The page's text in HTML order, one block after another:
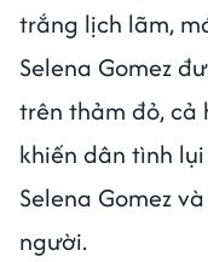
trắng lịch lãm,
Selena Gomez
trên thảm đỏ, cả
khiến dân tình
Selena Gomez
người.